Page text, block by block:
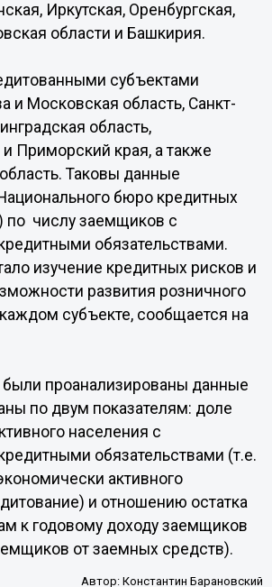
Иркутская, Оренбургская,
области и Башкирия.
субъектами
и Московская область, Санкт-
область,
Приморский края, а также
Таковы данные
бюро кредитных
по числу заемщиков с
обязательствами.
изучение кредитных рисков и
развития розничного
субъекте, сообщается на
проанализированы данные
по двум показателям: доле
населения с
обязательствами (т.е.
активного
и отношению остатка
к годовому доходу заемщиков
от заемных средств).
Автор:Константин Барановский